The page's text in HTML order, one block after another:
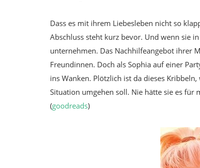
Dass es mit ihrem Liebesleben nicht so
Abschluss steht kurz bevor. Und wenn sie
unternehmen. Das Nachhilfeangebot ihrer
Freundinnen. Doch als Sophia auf einer
ins Wanken. Plötzlich ist da dieses
Situation umgehen soll. Nie hätte sie es für
(goodreads)